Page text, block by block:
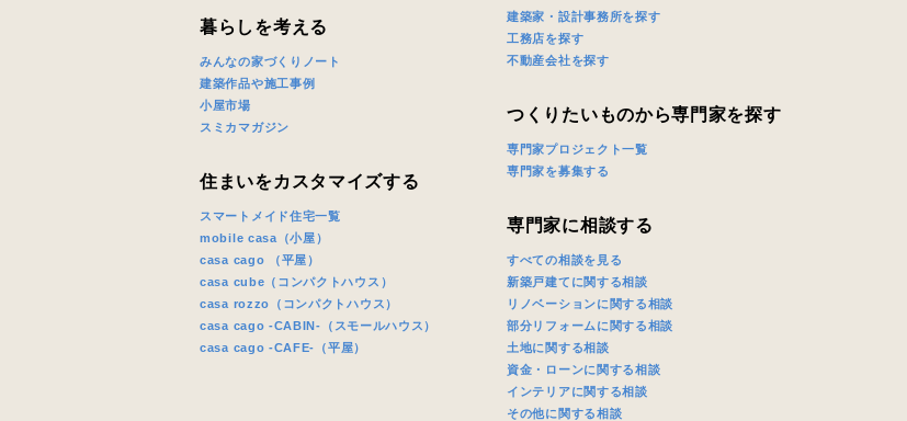
当社は，当社のプライバシーポリシー
当社はお客様からいただいた個人情報を，お客様が指定された専門家へ提供す
スのご案内のために利用します。
任、その他の法律上の請求原因の如何を問わず賠償の責任を負わないものとし
ないものとします。
キャンセル
暮らしを考える
みんなの家づくりノート
建築作品や施工事例
小屋市場
スミカマガジン
住まいをカスタマイズする
スマートメイド住宅一覧
mobile casa（小屋）
casa cago （平屋）
casa cube（コンパクトハウス）
casa rozzo（コンパクトハウス）
casa cago -CABIN-（スモールハウス）
casa cago -CAFE-（平屋）
建築家・設計事務所を探す
工務店を探す
不動産会社を探す
つくりたいものから専門家を探す
専門家プロジェクト一覧
専門家を募集する
専門家に相談する
すべての相談を見る
新築戸建てに関する相談
リノベーションに関する相談
部分リフォームに関する相談
土地に関する相談
資金・ローンに関する相談
インテリアに関する相談
その他に関する相談